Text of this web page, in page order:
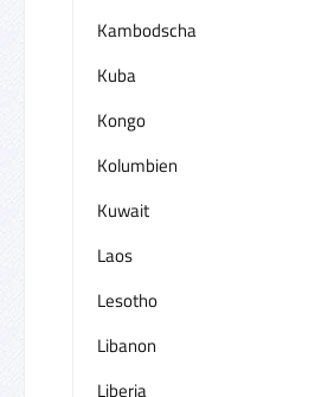
Kambodscha
Kuba
Kongo
Kolumbien
Kuwait
Laos
Lesotho
Libanon
Liberia